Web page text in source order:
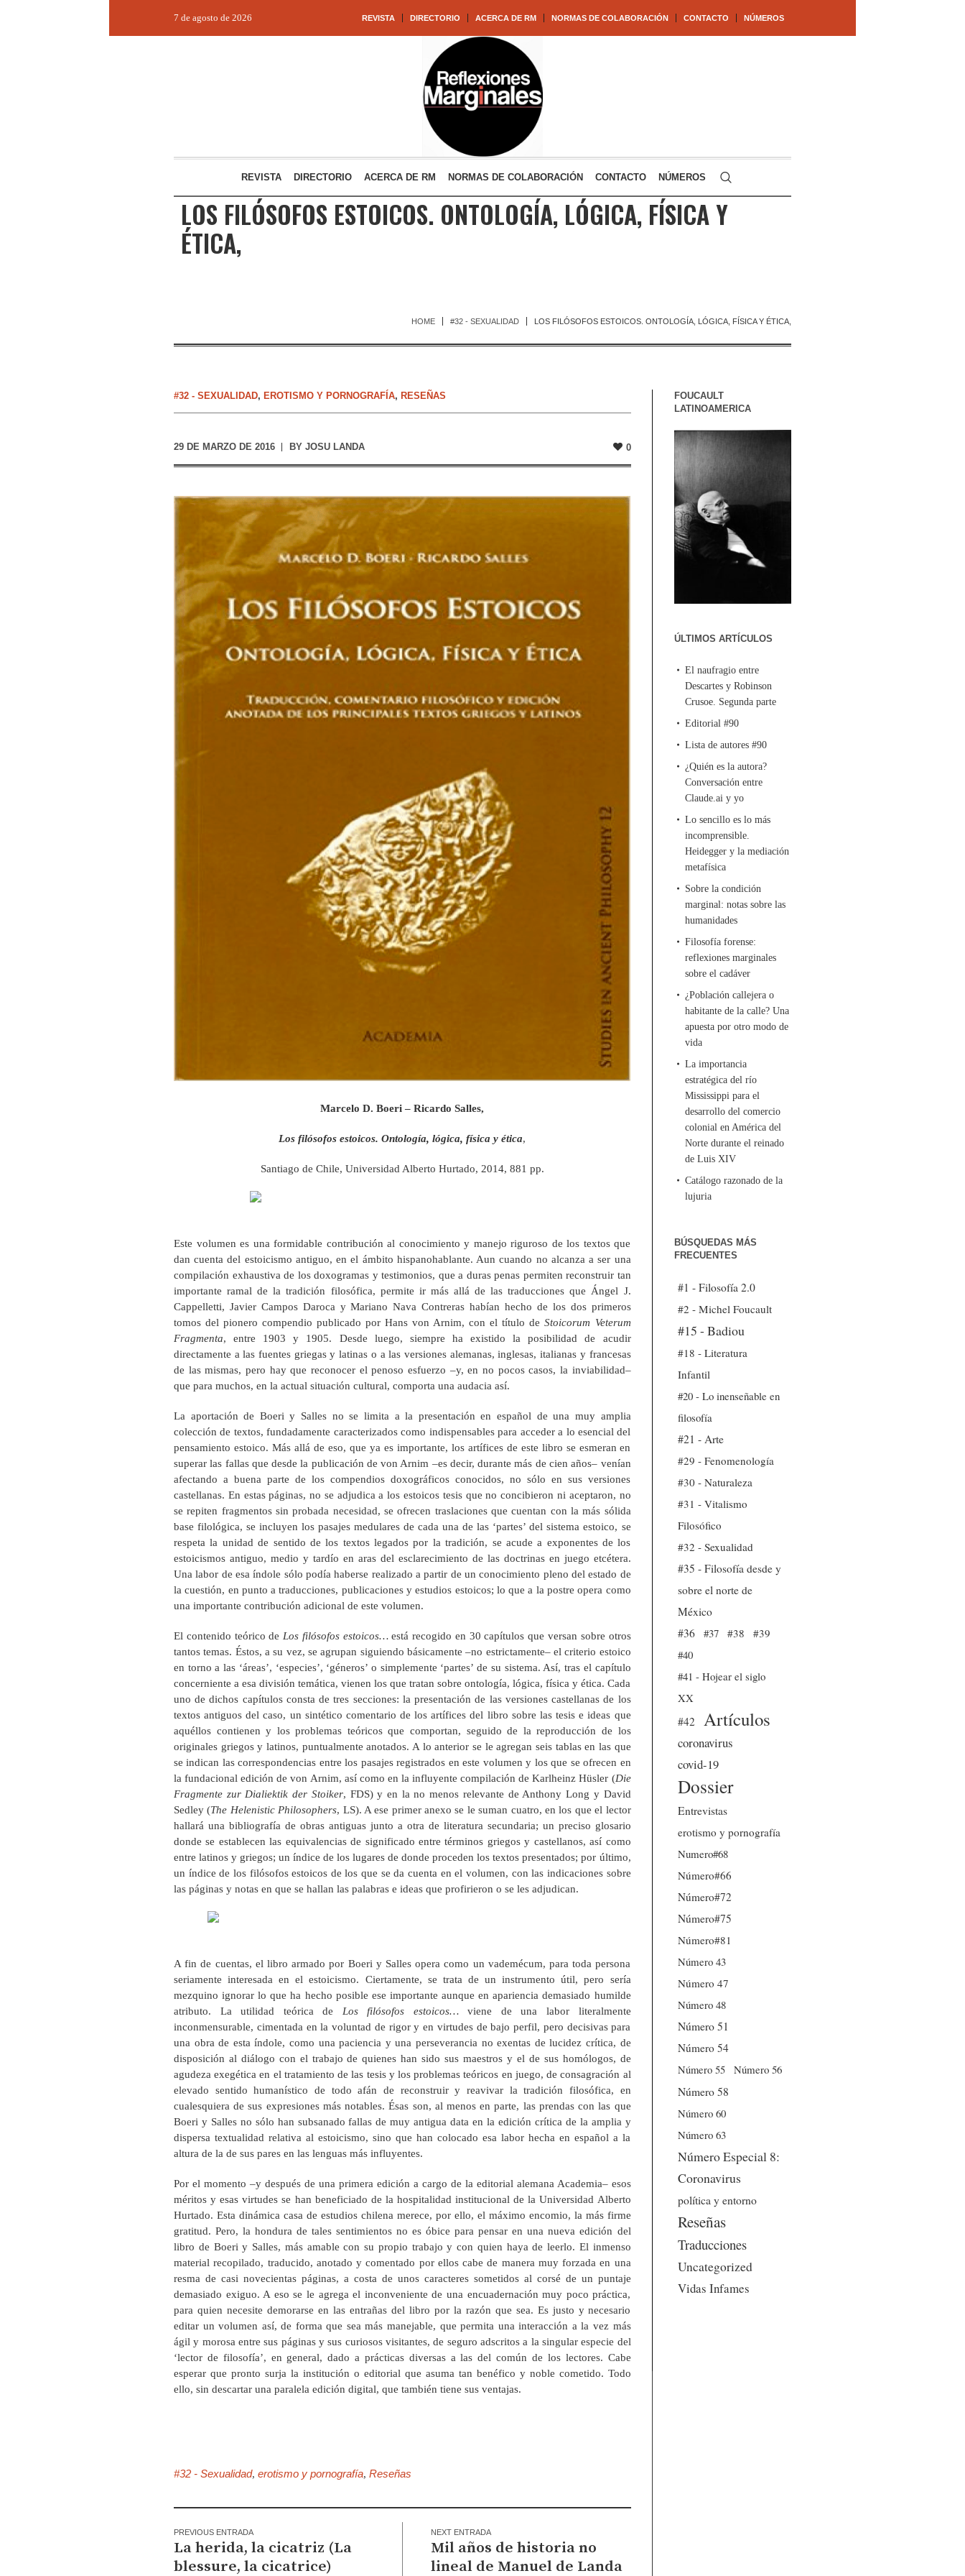
REVISTA DIRECTORIO ACERCA DE RM NORMAS DE COLABORACIÓN CONTACTO NÚMEROS
7 de agosto de 2026
REVISTA DIRECTORIO ACERCA DE RM NORMAS DE COLABORACIÓN CONTACTO NÚMEROS
LOS FILÓSOFOS ESTOICOS. ONTOLOGÍA, LÓGICA, FÍSICA Y
ÉTICA,
HOME #32 - SEXUALIDAD LOS FILÓSOFOS ESTOICOS. ONTOLOGÍA, LÓGICA, FÍSICA Y ÉTICA,
#32 - SEXUALIDAD, EROTISMO Y PORNOGRAFÍA, RESEÑAS
29 DE MARZO DE 2016 BY JOSU LANDA 0
Marcelo D. Boeri – Ricardo Salles,
Los filósofos estoicos. Ontología, lógica, física y ética,
Santiago de Chile, Universidad Alberto Hurtado, 2014, 881 pp.
Este volumen es una formidable contribución al conocimiento y manejo riguroso de los textos que
dan cuenta del estoicismo antiguo, en el ámbito hispanohablante. Aun cuando no alcanza a ser una
compilación exhaustiva de los doxogramas y testimonios, que a duras penas permiten reconstruir tan
importante ramal de la tradición filosófica, permite ir más allá de las traducciones que Ángel J.
Cappelletti, Javier Campos Daroca y Mariano Nava Contreras habían hecho de los dos primeros
tomos del pionero compendio publicado por Hans von Arnim, con el título deStoicorum Veterum
Fragmenta, entre 1903 y 1905. Desde luego, siempre ha existido la posibilidad de acudir
directamente a las fuentes griegas y latinas o a las versiones alemanas, inglesas, italianas y francesas
de las mismas, pero hay que reconocer el penoso esfuerzo –y, en no pocos casos, la inviabilidad–
que para muchos, en la actual situación cultural, comporta una audacia así.
La aportación de Boeri y Salles no se limita a la presentación en español de una muy amplia
colección de textos, fundadamente caracterizados como indispensables para acceder a lo esencial del
pensamiento estoico. Más allá de eso, que ya es importante, los artífices de este libro se esmeran en
superar las fallas que desde la publicación de von Arnim –es decir, durante más de cien años– venían
afectando a buena parte de los compendios doxográficos conocidos, no sólo en sus versiones
castellanas. En estas páginas, no se adjudica a los estoicos tesis que no concibieron ni aceptaron, no
se repiten fragmentos sin probada necesidad, se ofrecen traslaciones que cuentan con la más sólida
base filológica, se incluyen los pasajes medulares de cada una de las ‘partes’ del sistema estoico, se
respeta la unidad de sentido de los textos legados por la tradición, se acude a exponentes de los
estoicismos antiguo, medio y tardío en aras del esclarecimiento de las doctrinas en juego etcétera.
Una labor de esa índole sólo podía haberse realizado a partir de un conocimiento pleno del estado de
la cuestión, en punto a traducciones, publicaciones y estudios estoicos; lo que a la postre opera como
una importante contribución adicional de este volumen.
El contenido teórico de Los filósofos estoicos…está recogido en 30 capítulos que versan sobre otros
tantos temas. Éstos, a su vez, se agrupan siguiendo básicamente –no estrictamente– el criterio estoico
en torno a las ‘áreas’, ‘especies’, ‘géneros’ o simplemente ‘partes’ de su sistema. Así, tras el capítulo
concerniente a esa división temática, vienen los que tratan sobre ontología, lógica, física y ética. Cada
uno de dichos capítulos consta de tres secciones: la presentación de las versiones castellanas de los
textos antiguos del caso, un sintético comentario de los artífices del libro sobre las tesis e ideas que
aquéllos contienen y los problemas teóricos que comportan, seguido de la reproducción de los
originales griegos y latinos, puntualmente anotados. A lo anterior se le agregan seis tablas en las que
se indican las correspondencias entre los pasajes registrados en este volumen y los que se ofrecen en
la fundacional edición de von Arnim, así como en la influyente compilación de Karlheinz Hüsler (Die
Fragmente zur Dialiektik der Stoiker, FDS) y en la no menos relevante de Anthony Long y David
Sedley (The Helenistic Philosophers, LS). A ese primer anexo se le suman cuatro, en los que el lector
hallará una bibliografía de obras antiguas junto a otra de literatura secundaria; un preciso glosario
donde se establecen las equivalencias de significado entre términos griegos y castellanos, así como
entre latinos y griegos; un índice de los lugares de donde proceden los textos presentados; por último,
un índice de los filósofos estoicos de los que se da cuenta en el volumen, con las indicaciones sobre
las páginas y notas en que se hallan las palabras e ideas que profirieron o se les adjudican.
A fin de cuentas, el libro armado por Boeri y Salles opera como un vademécum, para toda persona
seriamente interesada en el estoicismo. Ciertamente, se trata de un instrumento útil, pero sería
mezquino ignorar lo que ha hecho posible ese importante aunque en apariencia demasiado humilde
atributo. La utilidad teórica de Los filósofos estoicos…viene de una labor literalmente
inconmensurable, cimentada en la voluntad de rigor y en virtudes de bajo perfil, pero decisivas para
una obra de esta índole, como una paciencia y una perseverancia no exentas de lucidez crítica, de
disposición al diálogo con el trabajo de quienes han sido sus maestros y el de sus homólogos, de
agudeza exegética en el tratamiento de las tesis y los problemas teóricos en juego, de consagración al
elevado sentido humanístico de todo afán de reconstruir y reavivar la tradición filosófica, en
cualesquiera de sus expresiones más notables. Ésas son, al menos en parte, las prendas con las que
Boeri y Salles no sólo han subsanado fallas de muy antigua data en la edición crítica de la amplia y
dispersa textualidad relativa al estoicismo, sino que han colocado esa labor hecha en español a la
altura de la de sus pares en las lenguas más influyentes.
Por el momento –y después de una primera edición a cargo de la editorial alemana Academia– esos
méritos y esas virtudes se han beneficiado de la hospitalidad institucional de la Universidad Alberto
Hurtado. Esta dinámica casa de estudios chilena merece, por ello, el máximo encomio, la más firme
gratitud. Pero, la hondura de tales sentimientos no es óbice para pensar en una nueva edición del
libro de Boeri y Salles, más amable con su propio trabajo y con quien haya de leerlo. El inmenso
material recopilado, traducido, anotado y comentado por ellos cabe de manera muy forzada en una
resma de casi novecientas páginas, a costa de unos caracteres sometidos al corsé de un puntaje
demasiado exiguo. A eso se le agrega el inconveniente de una encuadernación muy poco práctica,
para quien necesite demorarse en las entrañas del libro por la razón que sea. Es justo y necesario
editar un volumen así, de forma que sea más manejable, que permita una interacción a la vez más
ágil y morosa entre sus páginas y sus curiosos visitantes, de seguro adscritos a la singular especie del
‘lector de filosofía’, en general, dado a prácticas diversas a las del común de los lectores. Cabe
esperar que pronto surja la institución o editorial que asuma tan benéfico y noble cometido. Todo
ello, sin descartar una paralela edición digital, que también tiene sus ventajas.
#32 - Sexualidad, erotismo y pornografía, Reseñas
PREVIOUS ENTRADA
La herida, la cicatriz (La
blessure, la cicatrice)
NEXT ENTRADA
Mil años de historia no
lineal de Manuel de Landa
FOUCAULT
LATINOAMERICA
ÚLTIMOS ARTÍCULOS
El naufragio entre
Descartes y Robinson
Crusoe. Segunda parte
Editorial #90
Lista de autores #90
¿Quién es la autora?
Conversación entre
Claude.ai y yo
Lo sencillo es lo más
incomprensible.
Heidegger y la mediación
metafísica
Sobre la condición
marginal: notas sobre las
humanidades
Filosofía forense:
reflexiones marginales
sobre el cadáver
¿Población callejera o
habitante de la calle? Una
apuesta por otro modo de
vida
La importancia
estratégica del río
Mississippi para el
desarrollo del comercio
colonial en América del
Norte durante el reinado
de Luis XIV
Catálogo razonado de la
lujuria
BÚSQUEDAS MÁS
FRECUENTES
#1 - Filosofía 2.0
#2 - Michel Foucault
#15 - Badiou
#18 - Literatura
Infantil
#20 - Lo inenseñable en
filosofía
#21 - Arte
#29 - Fenomenología
#30 - Naturaleza
#31 - Vitalismo
Filosófico
#32 - Sexualidad
#35 - Filosofía desde y
sobre el norte de
México
#36
#37 #38
#39
#40
#41 - Hojear el siglo
XX
#42
Artículos
coronavirus
covid-19
Dossier
Entrevistas
erotismo y pornografía
Numero#68
Número#66
Número#72
Número#75
Número#81
Número 43
Número 47
Número 48
Número 51
Número 54
Número 55
Número 56
Número 58
Número 60
Número 63
Número Especial 8:
Coronavirus
política y entorno
Reseñas
Traducciones
Uncategorized
Vidas Infames